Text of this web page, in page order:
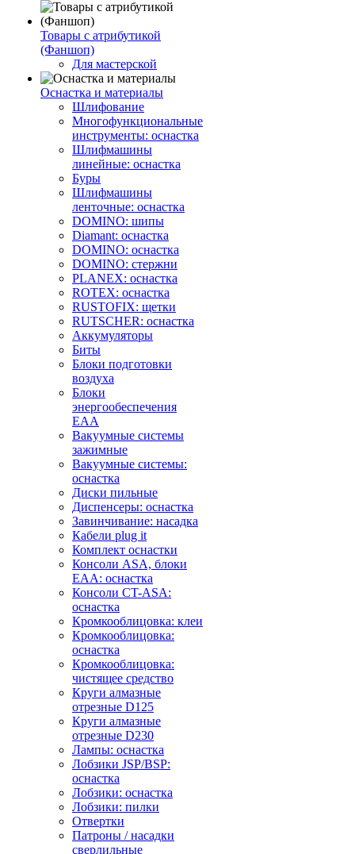
Товары с атрибутикой
(Фаншоп)
Для мастерской
Оснастка и материалы
Шлифование
Многофункциональные
инструменты: оснастка
Шлифмашины
линейные: оснастка
Буры
Шлифмашины
ленточные: оснастка
DOMINO: шипы
Diamant: оснастка
DOMINO: оснастка
DOMINO: стержни
PLANEX: оснастка
ROTEX: оснастка
RUSTOFIX: щетки
RUTSCHER: оснастка
Аккумуляторы
Биты
Блоки подготовки
воздуха
Блоки
энергообеспечения
EAA
Вакуумные системы
зажимные
Вакуумные системы:
оснастка
Диски пильные
Диспенсеры: оснастка
Завинчивание: насадка
Кабели plug it
Комплект оснастки
Консоли ASA, блоки
EAA: оснастка
Консоли CT-ASA:
оснастка
Кромкооблицовка: клеи
Кромкооблицовка:
оснастка
Кромкооблицовка:
чистящее средство
Круги алмазные
отрезные D125
Круги алмазные
отрезные D230
Лампы: оснастка
Лобзики JSP/BSP:
оснастка
Лобзики: оснастка
Лобзики: пилки
Отвертки
Патроны / насадки
сверлильные